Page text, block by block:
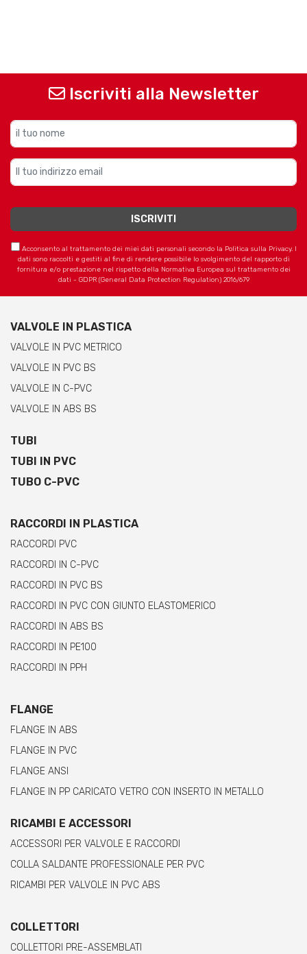
Iscriviti alla Newsletter
Acconsento al trattamento dei miei dati personali secondo la Politica sulla Privacy. I
dati sono raccolti e gestiti al fine di rendere possibile lo svolgimento del rapporto di
fornitura e/o prestazione nel rispetto della Normativa Europea sul trattamento dei
dati - GDPR (General Data Protection Regulation) 2016/679
VALVOLE IN PLASTICA
VALVOLE IN PVC METRICO
VALVOLE IN PVC BS
VALVOLE IN C-PVC
VALVOLE IN ABS BS
TUBI
TUBI IN PVC
TUBO C-PVC
RACCORDI IN PLASTICA
RACCORDI PVC
RACCORDI IN C-PVC
RACCORDI IN PVC BS
RACCORDI IN PVC CON GIUNTO ELASTOMERICO
RACCORDI IN ABS BS
RACCORDI IN PE100
RACCORDI IN PPH
FLANGE
FLANGE IN ABS
FLANGE IN PVC
FLANGE ANSI
FLANGE IN PP CARICATO VETRO CON INSERTO IN METALLO
RICAMBI E ACCESSORI
ACCESSORI PER VALVOLE E RACCORDI
COLLA SALDANTE PROFESSIONALE PER PVC
RICAMBI PER VALVOLE IN PVC ABS
COLLETTORI
COLLETTORI PRE-ASSEMBLATI